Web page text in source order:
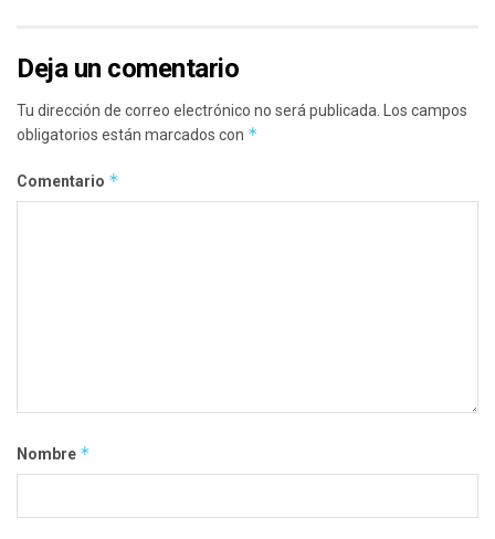
Deja un comentario
Tu dirección de correo electrónico no será publicada. Los campos
obligatorios están marcados con *
Comentario *
Nombre *